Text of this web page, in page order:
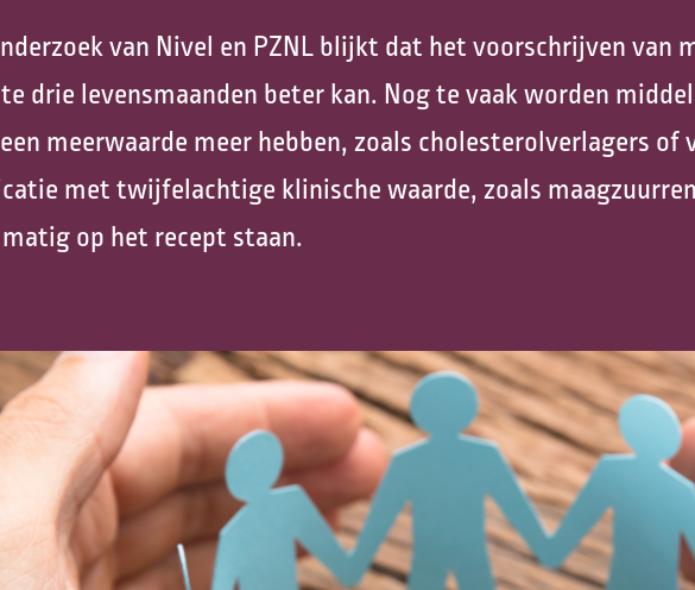
Nazorg
Vrijwilligers Palliatieve
Terminale Zorg
Mijn zorgpad
Kinder palliatieve zorg
van Nivel en PZNL blijkt dat het voorschrijven van
drie levensmaanden beter kan. Nog te vaak worden
meerwaarde meer hebben, zoals cholesterolverlagers of
met twijfelachtige klinische waarde, zoals
op het recept staan.